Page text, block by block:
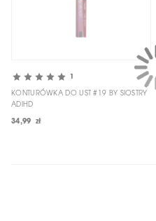
1
KONTURÓWKA DO UST #19 BY SIOSTRY
ADIHD
34,99 zł